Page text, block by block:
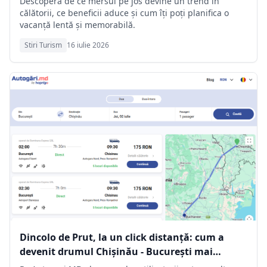
călătorii, ce beneficii aduce și cum îți poți planifica o
vacanță lentă și memorabilă.
Stiri Turism 16 iulie 2026
Dincolo de Prut, la un click distanță: cum a
devenit drumul Chișinău - București mai